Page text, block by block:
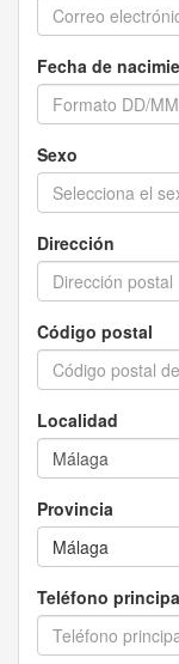
Fecha de
Sexo
Selecciona el
Dirección
Código postal
Localidad
Provincia
Málaga
Teléfono